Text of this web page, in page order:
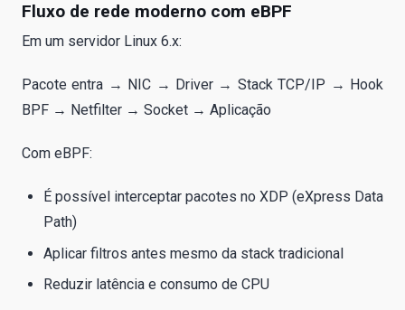
Fluxo de rede moderno com eBPF
Em um servidor Linux 6.x:
Pacote entra → NIC → Driver → Stack TCP/IP → Hook
BPF → Netfilter → Socket → Aplicação
Com eBPF:
É possível interceptar pacotes no XDP (eXpress Data
Path)
Aplicar filtros antes mesmo da stack tradicional
Reduzir latência e consumo de CPU